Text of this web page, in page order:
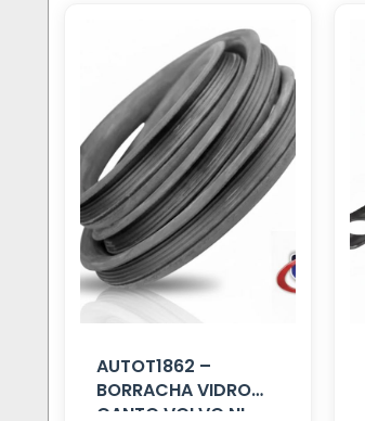
AUTOT1862 –
BORRACHA VIDRO
CANTO VOLVO NL